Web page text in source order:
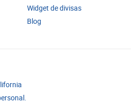
Widget de divisas
Blog